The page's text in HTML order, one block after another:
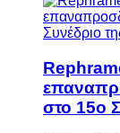
στο 15ο